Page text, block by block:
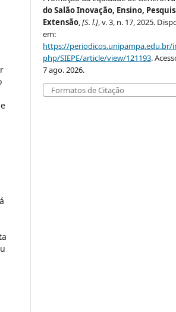
do Salão Inovação, Ensino,
Extensão,[S. l.], v. 3, n. 17, 2025.
em:
https://periodicos.unipampa.edu.br/
php/SIEPE/article/view/121193.
7 ago. 2026.
Formatos de Citação